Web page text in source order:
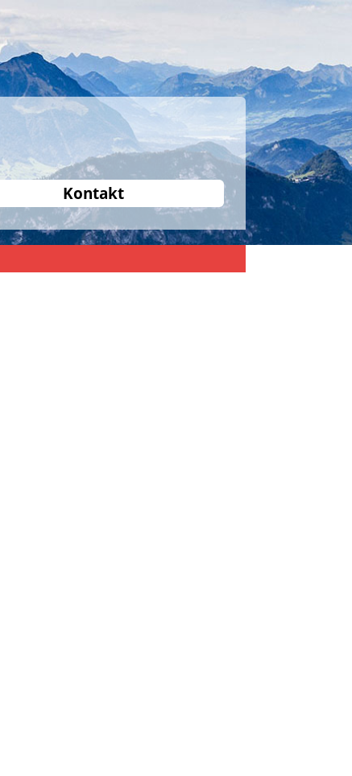
Kontakt